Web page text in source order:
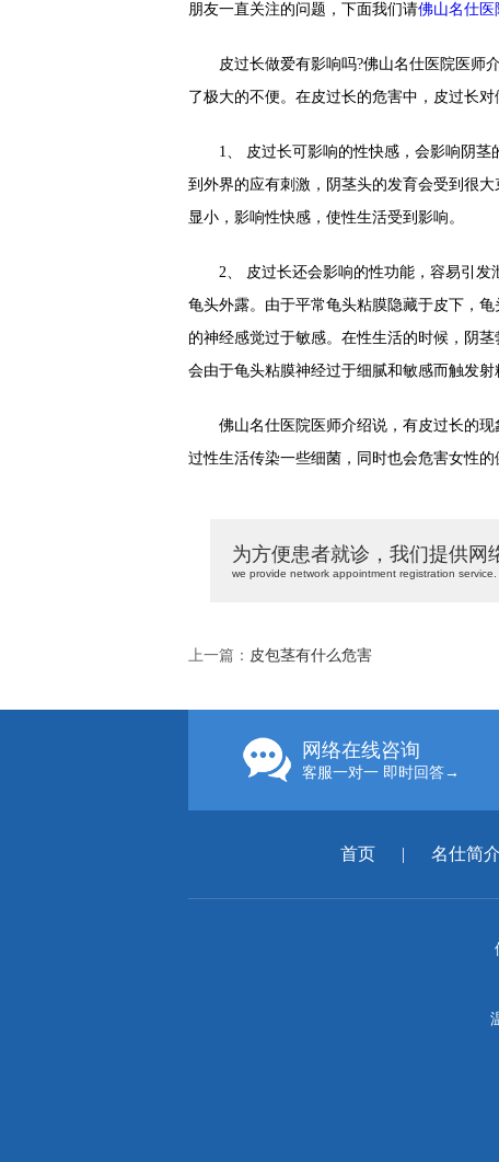
朋友一直关注的问题，下面我们请佛山名仕医
皮过长做爱有影响吗?佛山名仕医院医师
了极大的不便。在皮过长的危害中，皮过长
1、 皮过长可影响的性快感，会影响阴茎
到外界的应有刺激，阴茎头的发育会受到很
显小，影响性快感，使性生活受到影响。
2、 皮过长还会影响的性功能，容易引发
龟头外露。由于平常龟头粘膜隐藏于皮下，
的神经感觉过于敏感。在性生活的时候，阴
会由于龟头粘膜神经过于细腻和敏感而触发
佛山名仕医院医师介绍说，有皮过长的现
过性生活传染一些细菌，同时也会危害女性的
为方便患者就诊，我们提供网
we provide network appointment registration service.
上一篇： 皮包茎有什么危害
网络在线咨询
客服一对一 即时回答→
首页 | 名仕简介